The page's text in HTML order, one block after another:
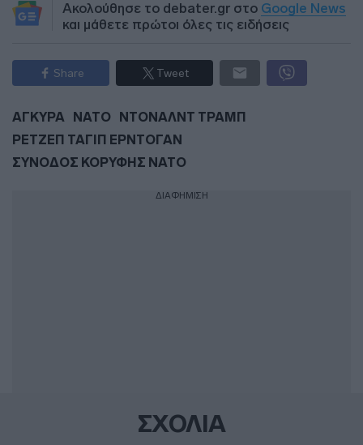
Ακολούθησε το debater.gr στο Google News
και μάθετε πρώτοι όλες τις ειδήσεις
Share Tweet
ΑΓΚΥΡΑ ΝΑΤΟ
ΝΤΟΝΑΛΝΤ ΤΡΑΜΠ
ΡΕΤΖΕΠ ΤΑΓΙΠ ΕΡΝΤΟΓΑΝ
ΣΥΝΟΔΟΣ ΚΟΡΥΦΗΣ ΝΑΤΟ
ΔΙΑΦΗΜΙΣΗ
ΣΧΟΛΙΑ